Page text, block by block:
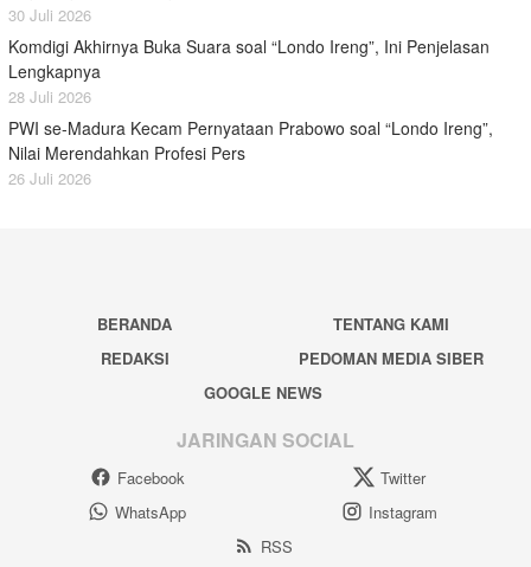
30 Juli 2026
Komdigi Akhirnya Buka Suara soal “Londo Ireng”, Ini Penjelasan
Lengkapnya
28 Juli 2026
PWI se-Madura Kecam Pernyataan Prabowo soal “Londo Ireng”,
Nilai Merendahkan Profesi Pers
26 Juli 2026
BERANDA
TENTANG KAMI
REDAKSI
PEDOMAN MEDIA SIBER
GOOGLE NEWS
JARINGAN SOCIAL
Facebook
Twitter
WhatsApp
Instagram
RSS